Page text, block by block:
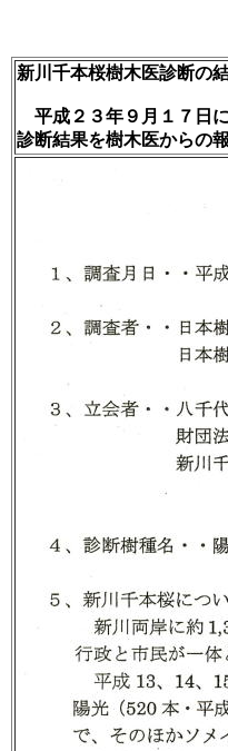
新川千本桜樹木医診断の
平成２３年９月１７日
診断結果を樹木医からの